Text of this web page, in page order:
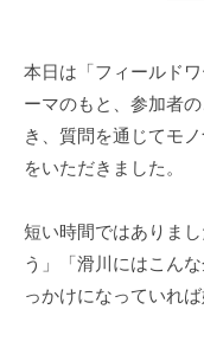
本日は「フィールド
ーマのもと、参加者
き、質問を通じてモ
をいただきました。
短い時間ではありま
う」「滑川にはこん
っかけになっていれば